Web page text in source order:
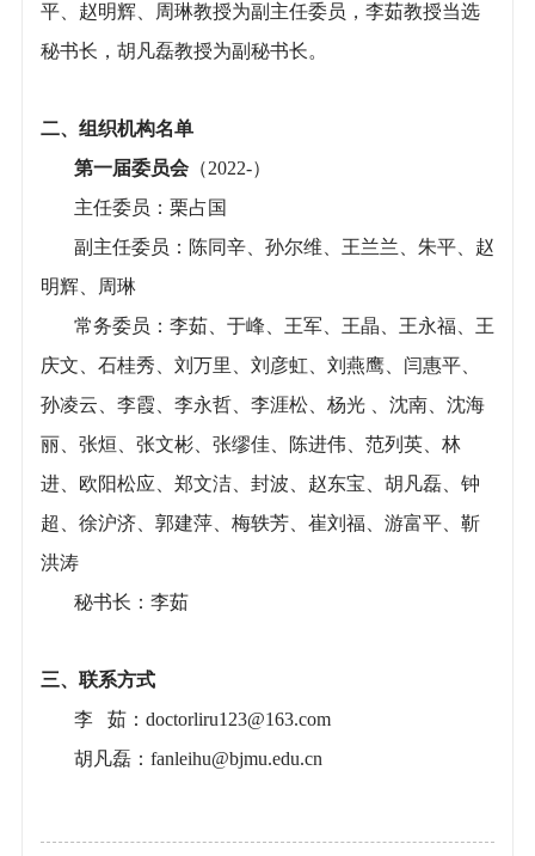
平、赵明辉、周琳教授为副主任委员，李茹教授当选
秘书长，胡凡磊教授为副秘书长。
二、组织机构名单
第一届委员会（2022-）
主任委员：栗占国
副主任委员：陈同辛、孙尔维、王兰兰、朱平、赵
明辉、周琳
常务委员：李茹、于峰、王军、王晶、王永福、王
庆文、石桂秀、刘万里、刘彦虹、刘燕鹰、闫惠平、
孙凌云、李霞、李永哲、李涯松、杨光 、沈南、沈海
丽、张烜、张文彬、张缪佳、陈进伟、范列英、林
进、欧阳松应、郑文洁、封波、赵东宝、胡凡磊、钟
超、徐沪济、郭建萍、梅轶芳、崔刘福、游富平、靳
洪涛
秘书长： 李茹
三、联系方式
李 茹：doctorliru123@163.com
胡凡磊：fanleihu@bjmu.edu.cn